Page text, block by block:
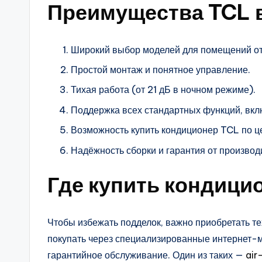
Преимущества TCL
Широкий выбор моделей для помещений
Простой монтаж и понятное управление.
Тихая работа (от 21 дБ в ночном режиме).
Поддержка всех стандартных функций,
Возможность купить кондиционер TCL по
Надёжность сборки и гарантия от
Где купить
Чтобы избежать подделок, важно приобретать
покупать через специализированные
гарантийное обслуживание. Один из таких —